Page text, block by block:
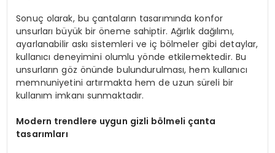
Sonuç olarak, bu çantaların tasarımında konfor
unsurları büyük bir öneme sahiptir. Ağırlık dağılımı,
ayarlanabilir askı sistemleri ve iç bölmeler gibi detaylar,
kullanıcı deneyimini olumlu yönde etkilemektedir. Bu
unsurların göz önünde bulundurulması, hem kullanıcı
memnuniyetini artırmakta hem de uzun süreli bir
kullanım imkanı sunmaktadır.
Modern trendlere uygun gizli bölmeli çanta
tasarımları